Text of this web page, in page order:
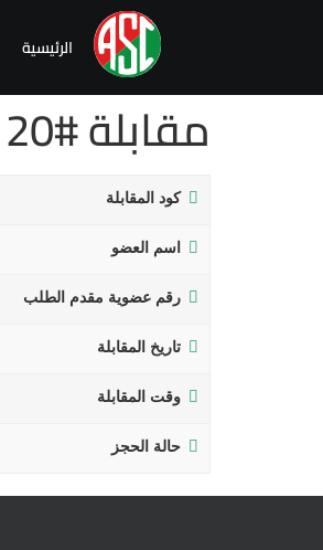
الرئيسية
مقابلة #20
كود المقابلة
اسم العضو
رقم عضوية مقدم الطلب
تاريخ المقابلة
وقت المقابلة
حالة الحجز